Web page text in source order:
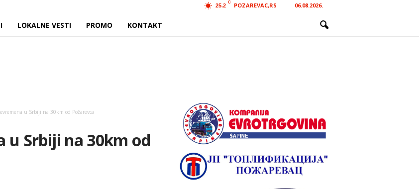
25.2
C POZAREVAC,RS 06.08.2026.
LOKALNE VESTI PROMO KONTAKT
u Srbiji na 30km od Požarevca
u Srbiji na 30km od